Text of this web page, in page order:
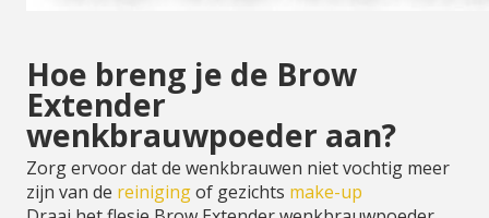
Hoe breng je de Brow
Extender
wenkbrauwpoeder aan?
Zorg ervoor dat de wenkbrauwen niet vochtig meer
zijn van de reinigingof gezichts make-up